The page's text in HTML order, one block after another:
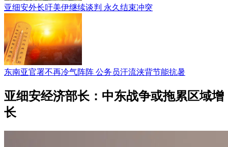
亚细安外长吁美伊继续谈判 永久结束冲突
东南亚官署不再冷气阵阵 公务员汗流浃背节能抗暑
亚细安经济部长：中东战争或拖累区域增
长